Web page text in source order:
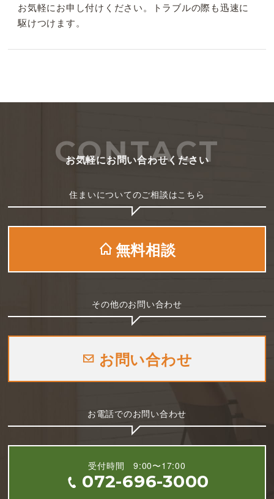
お気軽にお申し付けください。トラブルの際も迅速に
駆けつけます。
CONTACT
お気軽にお問い合わせください
住まいについてのご相談はこちら
無料相談
その他のお問い合わせ
お問い合わせ
お電話でのお問い合わせ
受付時間 9:00〜17:00
072-696-3000